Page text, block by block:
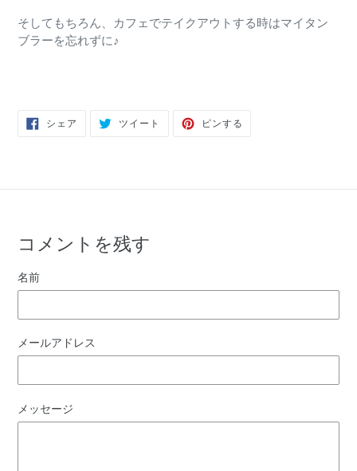
そしてもちろん、カフェでテイクアウトする時はマイタン
ブラーを忘れずに♪
シェア FACEBOOKツイート TWITTER ピンする
コメントを残す
名前
メールアドレス
メッセージ